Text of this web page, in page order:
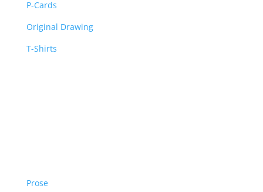
P-Cards
Original Drawing
T-Shirts
Prose